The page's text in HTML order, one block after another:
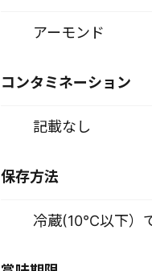
アーモンド
コンタミネーション
記載なし
保存方法
冷蔵(10℃以下）